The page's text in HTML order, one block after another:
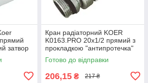
затвор
Кран радіаторний KOER
K0163.PRO 20x1/2 прямий з
прокладкою "антипротечка"
для опалення (KP0210)
Готово до відправки
206,15 ₴ 217 ₴